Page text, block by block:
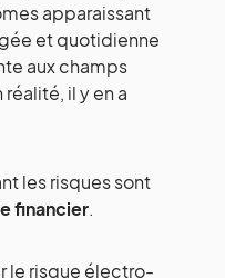
apparaissant
et quotidienne
aux champs
il y en a
les risques sont
financier.
le risque électro-